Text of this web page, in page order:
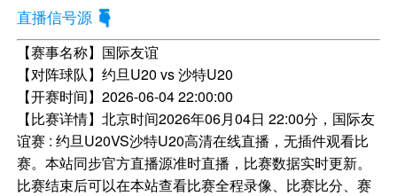
直播信号源
【赛事名称】 国际友谊
【对阵球队】约旦U20 vs 沙特U20
【开赛时间】2026-06-04 22:00:00
【比赛详情】北京时间2026年06月04日 22:00分，国际友
谊赛 : 约旦U20VS沙特U20高清在线直播，无插件观看比
赛。本站同步官方直播源准时直播，比赛数据实时更新。
比赛结束后可以在本站查看比赛全程录像、比赛比分、赛